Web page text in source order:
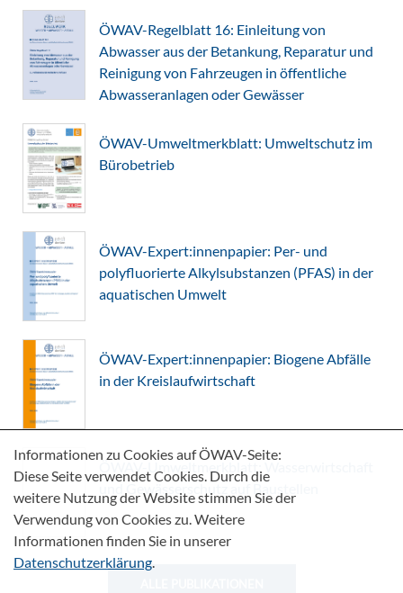
ÖWAV-Regelblatt 16: Einleitung von
Abwasser aus der Betankung, Reparatur und
Reinigung von Fahrzeugen in öffentliche
Abwasseranlagen oder Gewässer
ÖWAV-Umweltmerkblatt: Umweltschutz im
Bürobetrieb
ÖWAV-Expert:innenpapier: Per- und
polyfluorierte Alkylsubstanzen (PFAS) in der
aquatischen Umwelt
ÖWAV-Expert:innenpapier: Biogene Abfälle
in der Kreislaufwirtschaft
Informationen zu Cookies auf ÖWAV-Seite:
Diese Seite verwendet Cookies. Durch die
weitere Nutzung der Website stimmen Sie der
Verwendung von Cookies zu. Weitere
Informationen finden Sie in unserer
Datenschutzerklärung.